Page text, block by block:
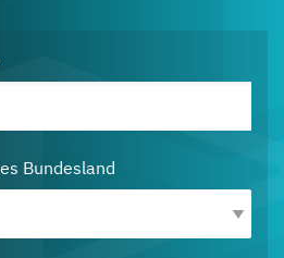
Bundesland